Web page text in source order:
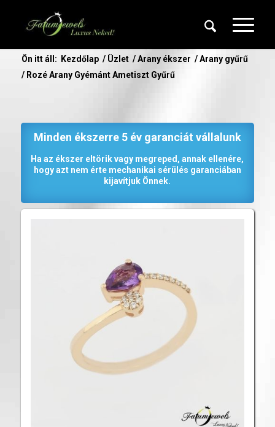
Ön itt áll: Kezdőlap / Üzlet / Arany ékszer / Arany gyűrű
/ Rozé Arany Gyémánt Ametiszt Gyűrű
Minden ékszerre 5 év garanciát vállalunk
Ha az ékszer eltörik vagy megreped, annak ellenére,
hogy azt nem érte mechanikai sérülés garanciában
kijavítjuk Önnek.